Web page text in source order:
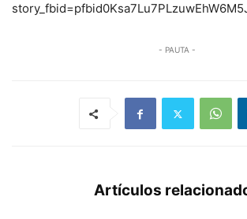
- PAUTA -
Artículos